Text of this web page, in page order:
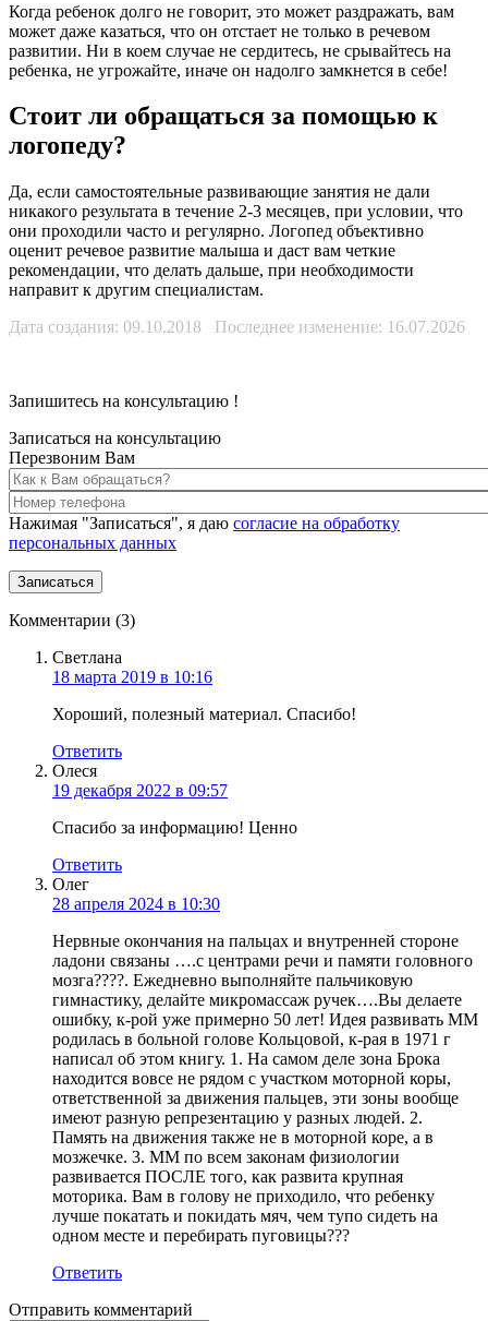
Когда ребенок долго не говорит, это может раздражать, вам
может даже казаться, что он отстает не только в речевом
развитии. Ни в коем случае не сердитесь, не срывайтесь на
ребенка, не угрожайте, иначе он надолго замкнется в себе!
Стоит ли обращаться за помощью к
логопеду?
Да, если самостоятельные развивающие занятия не дали
никакого результата в течение 2-3 месяцев, при условии, что
они проходили часто и регулярно. Логопед объективно
оценит речевое развитие малыша и даст вам четкие
рекомендации, что делать дальше, при необходимости
направит к другим специалистам.
Дата создания: 09.10.2018 Последнее изменение: 16.07.2026
Запишитесь на консультацию !
Записаться на консультацию
Перезвоним Вам
Нажимая "Записаться", я даю согласие на обработку
персональных данных
Комментарии (3)
Светлана
18 марта 2019 в 10:16
Хороший, полезный материал. Спасибо!
Ответить
Олеся
19 декабря 2022 в 09:57
Спасибо за информацию! Ценно
Ответить
Олег
28 апреля 2024 в 10:30
Нервные окончания на пальцах и внутренней стороне
ладони связаны ….с центрами речи и памяти головного
мозга????. Ежедневно выполняйте пальчиковую
гимнастику, делайте микромассаж ручек….Вы делаете
ошибку, к-рой уже примерно 50 лет! Идея развивать ММ
родилась в больной голове Кольцовой, к-рая в 1971 г
написал об этом книгу. 1. На самом деле зона Брока
находится вовсе не рядом с участком моторной коры,
ответственной за движения пальцев, эти зоны вообще
имеют разную репрезентацию у разных людей. 2.
Память на движения также не в моторной коре, а в
мозжечке. 3. ММ по всем законам физиологии
развивается ПОСЛЕ того, как развита крупная
моторика. Вам в голову не приходило, что ребенку
лучше покатать и покидать мяч, чем тупо сидеть на
одном месте и перебирать пуговицы???
Ответить
Отправить комментарий